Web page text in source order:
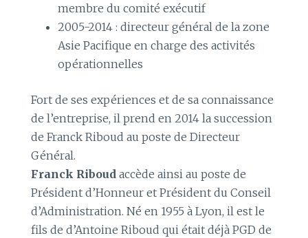
membre du comité exécutif
2005-2014 : directeur général de la zone
Asie Pacifique en charge des activités
opérationnelles
Fort de ses expériences et de sa connaissance
de l’entreprise, il prend en 2014 la succession
de Franck Riboud au poste de Directeur
Général.
Franck Riboud accède ainsi au poste de
Président d’Honneur et Président du Conseil
d’Administration. Né en 1955 à Lyon, il est le
fils de d’Antoine Riboud qui était déjà PGD de